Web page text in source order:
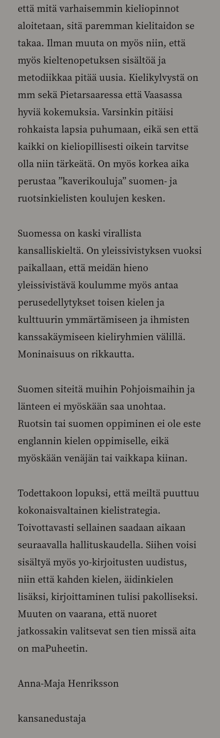
että mitä varhaisemmin kieliopinnot
aloitetaan, sitä paremman kielitaidon se
takaa. Ilman muuta on myös niin, että
myös kieltenopetuksen sisältöä ja
metodiikkaa pitää uusia. Kielikylvystä on
mm sekä Pietarsaaressa että Vaasassa
hyviä kokemuksia. Varsinkin pitäisi
rohkaista lapsia puhumaan, eikä sen että
kaikki on kieliopillisesti oikein tarvitse
olla niin tärkeätä. On myös korkea aika
perustaa ”kaverikouluja” suomen- ja
ruotsinkielisten koulujen kesken.
Suomessa on kaski virallista
kansalliskieltä. On yleissivistyksen vuoksi
paikallaan, että meidän hieno
yleissivistävä koulumme myös antaa
perusedellytykset toisen kielen ja
kulttuurin ymmärtämiseen ja ihmisten
kanssakäymiseen kieliryhmien välillä.
Moninaisuus on rikkautta.
Suomen siteitä muihin Pohjoismaihin ja
länteen ei myöskään saa unohtaa.
Ruotsin tai suomen oppiminen ei ole este
englannin kielen oppimiselle, eikä
myöskään venäjän tai vaikkapa kiinan.
Todettakoon lopuksi, että meiltä puuttuu
kokonaisvaltainen kielistrategia.
Toivottavasti sellainen saadaan aikaan
seuraavalla hallituskaudella. Siihen voisi
sisältyä myös yo-kirjoitusten uudistus,
niin että kahden kielen, äidinkielen
lisäksi, kirjoittaminen tulisi pakolliseksi.
Muuten on vaarana, että nuoret
jatkossakin valitsevat sen tien missä aita
on maPuheetin.
Anna-Maja Henriksson
kansanedustaja